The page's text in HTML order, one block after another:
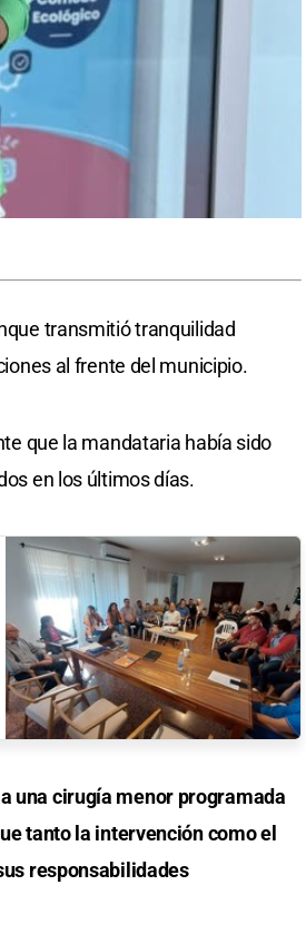
transmitió tranquilidad
al frente del municipio.
que la mandataria había sido
en los últimos días.
una cirugía menor programada
tanto la intervención como el
responsabilidades